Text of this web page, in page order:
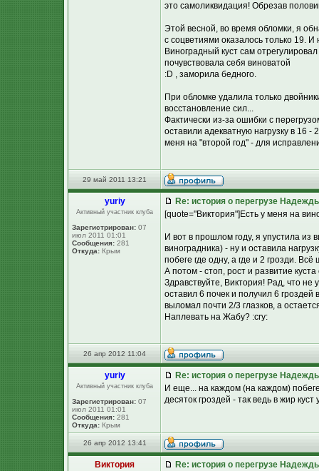
это самоликвидация! Обрезав
Этой весной, во время обломки, я
с соцветиями оказалось только 19.
Виноградный куст сам
почувствовала себя виноватой
:D , заморила бедного.
При обломке удалила только
восстановление сил...
Фактически из-за ошибки с
оставили адекватную нагрузку в 16
меня на "второй год" - для
29 май 2011 13:21
yuriy
Активный участник клуба
Зарегистрирован: 07
июл 2011 01:01
Сообщения: 281
Откуда: Крым
Re: история о перегрузе
[quote="Виктория"]Есть у меня на
И вот в прошлом году, я упустила из
виноградника) - ну и оставила
побеге где одну, а где и 2 грозди.
А потом - стоп, рост и развитие куста
Здравствуйте, Виктория! Рад, что
оставил 6 почек и получил 6
выломал почти 2/3 глазков, а
Наплевать на Жабу? :cry:
26 апр 2012 11:04
yuriy
Активный участник клуба
Зарегистрирован: 07
июл 2011 01:01
Сообщения: 281
Откуда: Крым
Re: история о перегрузе
И еще... на каждом (на каждом)
десяток гроздей - так ведь в жир куст
26 апр 2012 13:41
Виктория
Re: история о перегрузе